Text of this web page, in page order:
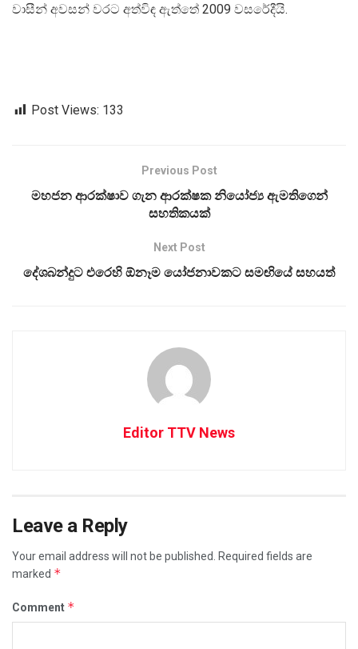
වාසීන් අවසන් වරට අත්විඳ ඇත්තේ 2009 වසරේදීයි.
Post Views: 133
Previous Post
මහජන ආරක්ෂාව ගැන ආරක්ෂක නියෝජ්‍ය ඇමතිගෙන්
සහතිකයක්
Next Post
දේශබන්දුට එරෙහි ඕනෑම යෝජනාවකට සමඟියේ සහයත්
Editor TTV News
Leave a Reply
Your email address will not be published.
Required fields are
marked *
Comment *